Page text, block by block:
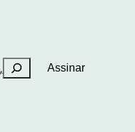
, PesquisarAssinar